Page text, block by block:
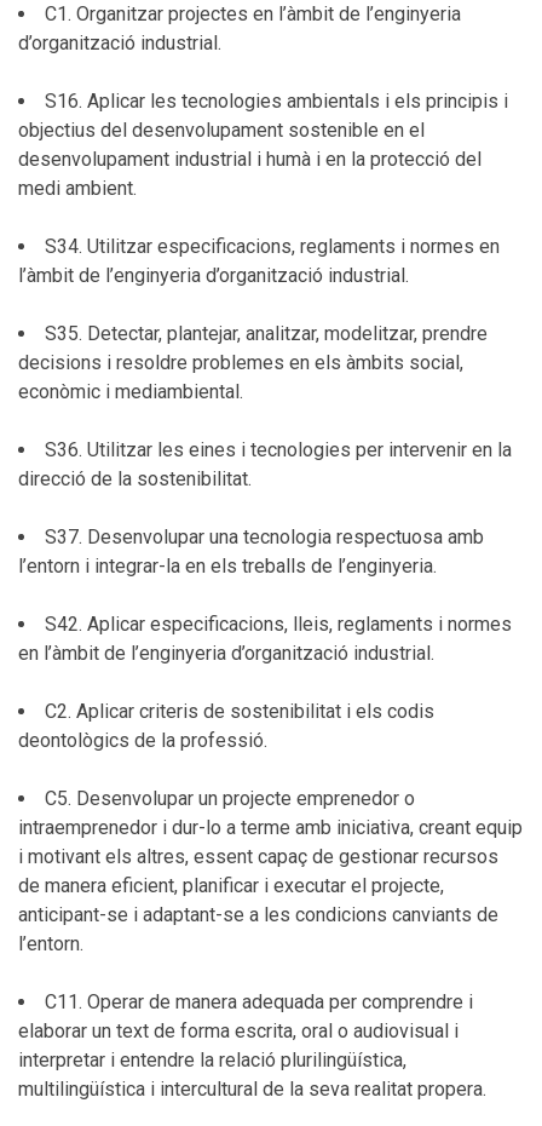
C1. Organitzar projectes en l’àmbit de l’enginyeria
d’organització industrial.
S16. Aplicar les tecnologies ambientals i els principis i
objectius del desenvolupament sostenible en el
desenvolupament industrial i humà i en la protecció del
medi ambient.
S34. Utilitzar especificacions, reglaments i normes en
l’àmbit de l’enginyeria d’organització industrial.
S35. Detectar, plantejar, analitzar, modelitzar, prendre
decisions i resoldre problemes en els àmbits social,
econòmic i mediambiental.
S36. Utilitzar les eines i tecnologies per intervenir en la
direcció de la sostenibilitat.
S37. Desenvolupar una tecnologia respectuosa amb
l’entorn i integrar-la en els treballs de l’enginyeria.
S42. Aplicar especificacions, lleis, reglaments i normes
en l’àmbit de l’enginyeria d’organització industrial.
C2. Aplicar criteris de sostenibilitat i els codis
deontològics de la professió.
C5. Desenvolupar un projecte emprenedor o
intraemprenedor i dur-lo a terme amb iniciativa, creant equip
i motivant els altres, essent capaç de gestionar recursos
de manera eficient, planificar i executar el projecte,
anticipant-se i adaptant-se a les condicions canviants de
l’entorn.
C11. Operar de manera adequada per comprendre i
elaborar un text de forma escrita, oral o audiovisual i
interpretar i entendre la relació plurilingüística,
multilingüística i intercultural de la seva realitat propera.